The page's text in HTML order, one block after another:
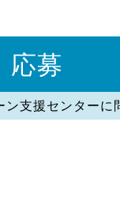
応募
ン支援センターに